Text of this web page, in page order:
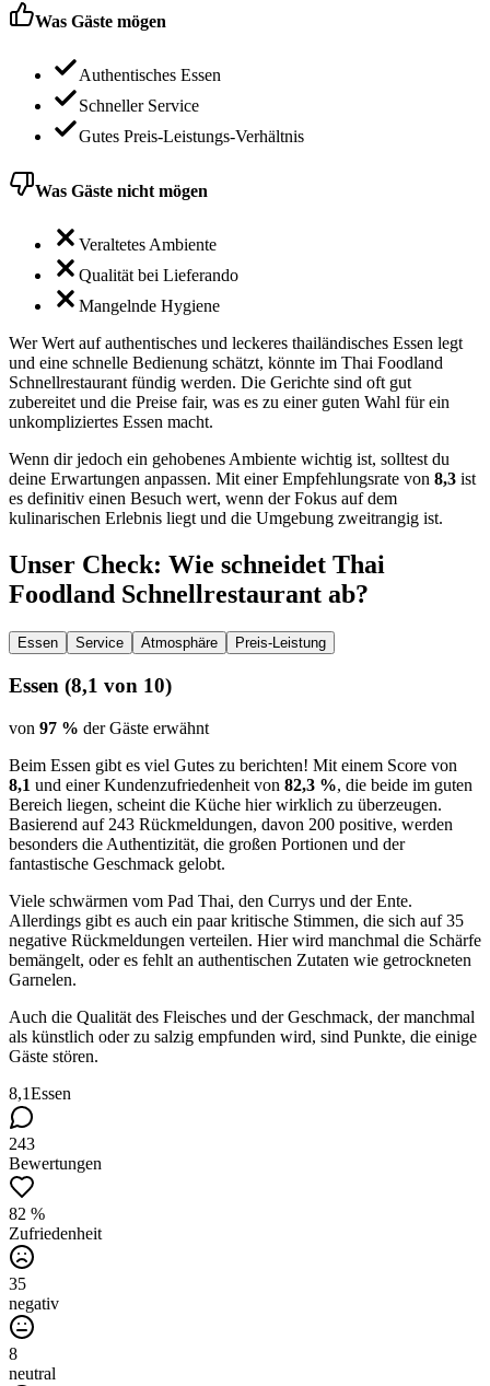
Was Gäste mögen
Authentisches Essen
Schneller Service
Gutes Preis-Leistungs-Verhältnis
Was Gäste nicht mögen
Veraltetes Ambiente
Qualität bei Lieferando
Mangelnde Hygiene
Wer Wert auf authentisches und leckeres thailändisches Essen legt
und eine schnelle Bedienung schätzt, könnte im Thai Foodland
Schnellrestaurant fündig werden. Die Gerichte sind oft gut
zubereitet und die Preise fair, was es zu einer guten Wahl für ein
unkompliziertes Essen macht.
Wenn dir jedoch ein gehobenes Ambiente wichtig ist, solltest du
deine Erwartungen anpassen. Mit einer Empfehlungsrate von 8,3 ist
es definitiv einen Besuch wert, wenn der Fokus auf dem
kulinarischen Erlebnis liegt und die Umgebung zweitrangig ist.
Unser Check: Wie schneidet Thai
Foodland Schnellrestaurant ab?
Essen Service Atmosphäre Preis-Leistung
Essen (8,1 von 10)
von 97 % der Gäste erwähnt
Beim Essen gibt es viel Gutes zu berichten! Mit einem Score von
8,1 und einer Kundenzufriedenheit von 82,3 %, die beide im guten
Bereich liegen, scheint die Küche hier wirklich zu überzeugen.
Basierend auf 243 Rückmeldungen, davon 200 positive, werden
besonders die Authentizität, die großen Portionen und der
fantastische Geschmack gelobt.
Viele schwärmen vom Pad Thai, den Currys und der Ente.
Allerdings gibt es auch ein paar kritische Stimmen, die sich auf 35
negative Rückmeldungen verteilen. Hier wird manchmal die Schärfe
bemängelt, oder es fehlt an authentischen Zutaten wie getrockneten
Garnelen.
Auch die Qualität des Fleisches und der Geschmack, der manchmal
als künstlich oder zu salzig empfunden wird, sind Punkte, die einige
Gäste stören.
8,1Essen
243
Bewertungen
82 %
Zufriedenheit
35
negativ
8
neutral